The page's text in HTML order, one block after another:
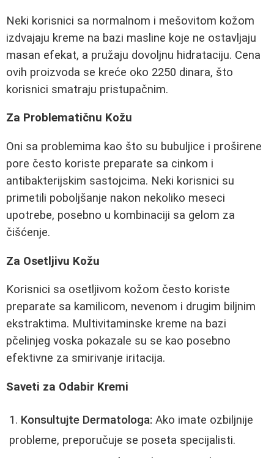
Neki korisnici sa normalnom i mešovitom kožom
izdvajaju kreme na bazi masline koje ne ostavljaju
masan efekat, a pružaju dovoljnu hidrataciju. Cena
ovih proizvoda se kreće oko 2250 dinara, što
korisnici smatraju pristupačnim.
Za Problematičnu Kožu
Oni sa problemima kao što su bubuljice i proširene
pore često koriste preparate sa cinkom i
antibakterijskim sastojcima. Neki korisnici su
primetili poboljšanje nakon nekoliko meseci
upotrebe, posebno u kombinaciji sa gelom za
čišćenje.
Za Osetljivu Kožu
Korisnici sa osetljivom kožom često koriste
preparate sa kamilicom, nevenom i drugim biljnim
ekstraktima. Multivitaminske kreme na bazi
pčelinjeg voska pokazale su se kao posebno
efektivne za smirivanje iritacija.
Saveti za Odabir Kremi
Konsultujte Dermatologa: Ako imate ozbiljnije
probleme, preporučuje se poseta specijalisti.